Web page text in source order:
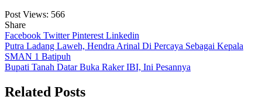
Post Views: 566
Share
Facebook TwitterPinterest Linkedin
Navigasi
pos
Putra Ladang Laweh, Hendra Arinal Di Percaya Sebagai Kepala
SMAN 1 Batipuh
Bupati Tanah Datar Buka Raker IBI, Ini Pesannya
Related Posts